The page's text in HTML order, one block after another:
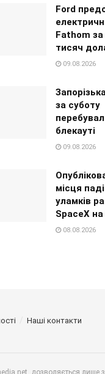
Ford
Fathom
тисяч
09.08.2026
за суботу
блекауті
09.08.2026
місця
уламків
SpaceX
08.08.2026
Наші контакти